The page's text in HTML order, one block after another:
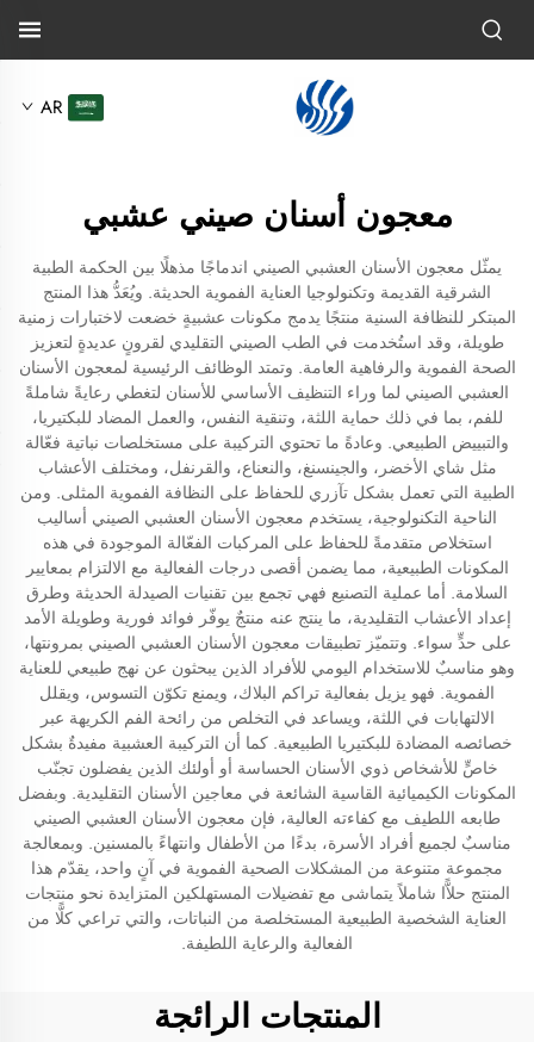
AR
معجون أسنان صيني عشبي
يمثّل معجون الأسنان العشبي الصيني اندماجًا مذهلًا بين الحكمة الطبية
الشرقية القديمة وتكنولوجيا العناية الفموية الحديثة. ويُعَدُّ هذا المنتج
المبتكر للنظافة السنية منتجًا يدمج مكونات عشبيةٍ خضعت لاختبارات زمنية
طويلة، وقد استُخدمت في الطب الصيني التقليدي لقرونٍ عديدةٍ لتعزيز
الصحة الفموية والرفاهية العامة. وتمتد الوظائف الرئيسية لمعجون الأسنان
العشبي الصيني لما وراء التنظيف الأساسي للأسنان لتغطي رعايةً شاملةً
للفم، بما في ذلك حماية اللثة، وتنقية النفس، والعمل المضاد للبكتيريا،
والتبييض الطبيعي. وعادةً ما تحتوي التركيبة على مستخلصات نباتية فعّالة
مثل شاي الأخضر، والجينسنغ، والنعناع، والقرنفل، ومختلف الأعشاب
الطبية التي تعمل بشكل تآزري للحفاظ على النظافة الفموية المثلى. ومن
الناحية التكنولوجية، يستخدم معجون الأسنان العشبي الصيني أساليب
استخلاص متقدمةً للحفاظ على المركبات الفعّالة الموجودة في هذه
المكونات الطبيعية، مما يضمن أقصى درجات الفعالية مع الالتزام بمعايير
السلامة. أما عملية التصنيع فهي تجمع بين تقنيات الصيدلة الحديثة وطرق
إعداد الأعشاب التقليدية، ما ينتج عنه منتجٌ يوفّر فوائد فورية وطويلة الأمد
على حدٍّ سواء. وتتميّز تطبيقات معجون الأسنان العشبي الصيني بمرونتها،
وهو مناسبٌ للاستخدام اليومي للأفراد الذين يبحثون عن نهج طبيعي للعناية
الفموية. فهو يزيل بفعالية تراكم البلاك، ويمنع تكوّن التسوس، ويقلل
الالتهابات في اللثة، ويساعد في التخلص من رائحة الفم الكريهة عبر
خصائصه المضادة للبكتيريا الطبيعية. كما أن التركيبة العشبية مفيدةٌ بشكل
خاصٍّ للأشخاص ذوي الأسنان الحساسة أو أولئك الذين يفضلون تجنّب
المكونات الكيميائية القاسية الشائعة في معاجين الأسنان التقليدية. وبفضل
طابعه اللطيف مع كفاءته العالية، فإن معجون الأسنان العشبي الصيني
مناسبٌ لجميع أفراد الأسرة، بدءًا من الأطفال وانتهاءً بالمسنين. وبمعالجة
مجموعة متنوعة من المشكلات الصحية الفموية في آنٍ واحد، يقدّم هذا
المنتج حلاًّا شاملاً يتماشى مع تفضيلات المستهلكين المتزايدة نحو منتجات
العناية الشخصية الطبيعية المستخلصة من النباتات، والتي تراعي كلًّا من
الفعالية والرعاية اللطيفة.
المنتجات الرائجة